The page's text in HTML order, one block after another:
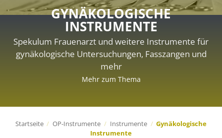
GYNÄKOLOGISCHE
INSTRUMENTE
Spekulum Frauenarzt und weitere Instrumente für
gynäkologische Untersuchungen, Fasszangen und
mehr
Mehr zum Thema
Startseite / OP-Instrumente / Instrumente / Gynäkologische
Instrumente